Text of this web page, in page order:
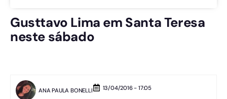
Gusttavo Lima em Santa Teresa
neste sábado
ANA PAULA BONELLI 13/04/2016 - 17:05